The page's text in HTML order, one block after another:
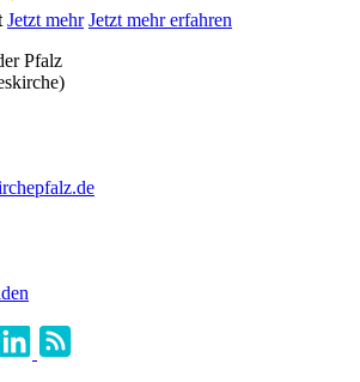
Jetzt mehr Jetzt mehr erfahren
Pfalz